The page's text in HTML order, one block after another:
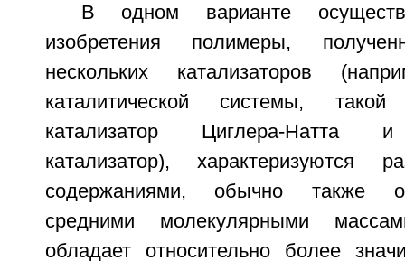
В одном варианте
изобретения полимеры,
нескольких катализаторов
каталитической системы,
катализатор Циглера-Натта и
катализатор), характеризуются
содержаниями, обычно также
средними молекулярными
обладает относительно более